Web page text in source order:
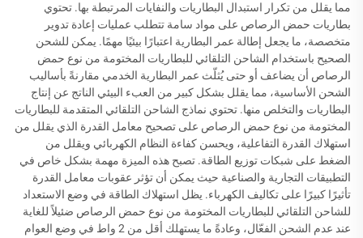
مما يقلل من تكرار استبدال البطاريات والنفايات المرتبطة بها. تحتوي
بطاريات حمض الرصاص على مواد سامة تتطلب عمليات إعادة تدوير
متخصصة، ما يجعل إطالة عمر البطارية اعتبارًا بيئيًا مهمًا. يمكن للشحن
الصحيح باستخدام الشاحن التلقائي للبطاريات المختومة من نوع حمض
الرصاص أن يضاعف أو حتى يُثلّث عمر البطارية الخدمي مقارنةً بأساليب
الشحن الأساسية، مما يقلل بشكل كبير من العبء البيئي الناتج عن إنتاج
البطاريات والتخلص منها. تحتوي نماذج الشاحن التلقائي المتقدمة للبطاريات
المختومة من نوع حمض الرصاص على تصحيح معامل القدرة الذي يقلل من
استهلاك القدرة التفاعلية، ويحسن كفاءة النظام الكهربائي ويقلل من
الضغط على شبكات توزيع الطاقة. تصبح هذه الميزة مهمة بشكل خاص في
التطبيقات التجارية والصناعية حيث يمكن أن تؤثر عقوبات معامل القدرة
تأثيرًا كبيرًا على تكاليف الكهرباء. يظل استهلاك الطاقة في وضع الاستعداد
للشاحن التلقائي للبطاريات المختومة من نوع حمض الرصاص ضئيلاً للغاية
عند عدم الشحن الفعّال، وعادةً ما يستهلك أقل من 2 واط في وضع العوام